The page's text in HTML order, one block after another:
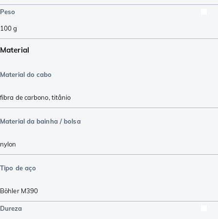
Peso
100g
Material
Material do cabo
fibra de carbono, titânio
Material da bainha / bolsa
nylon
Tipo de aço
Böhler M390
Dureza